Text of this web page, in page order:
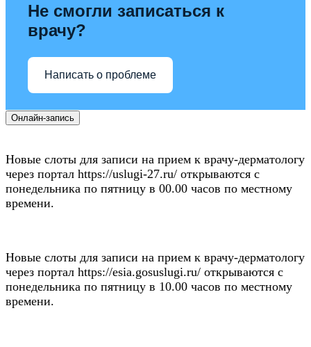
Не смогли записаться к
врачу?
Написать о проблеме
Онлайн-запись
Новые слоты для записи на прием к врачу-дерматологу
через портал https://uslugi-27.ru/ открываются с
понедельника по пятницу в 00.00 часов по местному
времени.
Новые слоты для записи на прием к врачу-дерматологу
через портал https://esia.gosuslugi.ru/ открываются с
понедельника по пятницу в 10.00 часов по местному
времени.